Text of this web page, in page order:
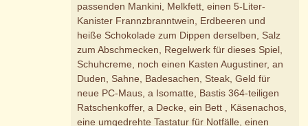
passenden Mankini, Melkfett, einen 5-Liter-
Kanister Frannzbranntwein, Erdbeeren und
heiße Schokolade zum Dippen derselben, Salz
zum Abschmecken, Regelwerk für dieses Spiel,
Schuhcreme, noch einen Kasten Augustiner, an
Duden, Sahne, Badesachen, Steak, Geld für
neue PC-Maus, a Isomatte, Bastis 364-teiligen
Ratschenkoffer, a Decke, ein Bett , Käsenachos,
eine umgedrehte Tastatur für Notfälle, einen